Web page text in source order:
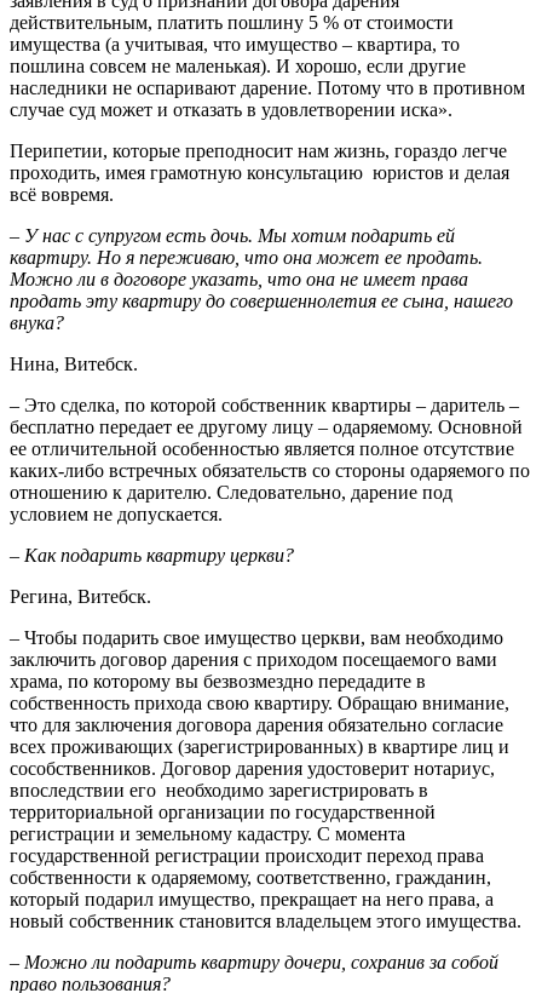
действительным, платить пошлину 5 % от стоимости
имущества (а учитывая, что имущество – квартира, то
пошлина совсем не маленькая). И хорошо, если другие
наследники не оспаривают дарение. Потому что в противном
случае суд может и отказать в удовлетворении иска».
Перипетии, которые преподносит нам жизнь, гораздо легче
проходить, имея грамотную консультацию юристов и делая
всё вовремя.
– У нас с супругом есть дочь. Мы хотим подарить ей
квартиру. Но я переживаю, что она может ее продать.
Можно ли в договоре указать, что она не имеет права
продать эту квартиру до совершеннолетия ее сына, нашего
внука?
Нина, Витебск.
– Это сделка, по которой собственник квартиры – даритель –
бесплатно передает ее другому лицу – одаряемому. Основной
ее отличительной особенностью является полное отсутствие
каких-либо встречных обязательств со стороны одаряемого по
отношению к дарителю. Следовательно, дарение под
условием не допускается.
– Как подарить квартиру церкви?
Регина, Витебск.
– Чтобы подарить свое имущество церкви, вам необходимо
заключить договор дарения с приходом посещаемого вами
храма, по которому вы безвозмездно передадите в
собственность прихода свою квартиру. Обращаю внимание,
что для заключения договора дарения обязательно согласие
всех проживающих (зарегистрированных) в квартире лиц и
сособственников. Договор дарения удостоверит нотариус,
впоследствии его необходимо зарегистрировать в
территориальной организации по государственной
регистрации и земельному кадастру. С момента
государственной регистрации происходит переход права
собственности к одаряемому, соответственно, гражданин,
который подарил имущество, прекращает на него права, а
новый собственник становится владельцем этого имущества.
– Можно ли подарить квартиру дочери, сохранив за собой
право пользования?